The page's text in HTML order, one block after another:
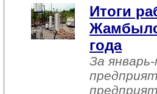
Итоги
года
За